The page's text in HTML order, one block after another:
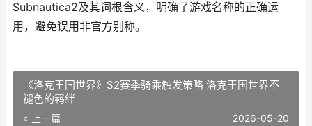
Subnautica2及其词根含义，明确了游戏名称的正确运
用，避免误用非官方别称。
《洛克王国世界》S2赛季骑乘触发策略 洛克王国世界不
褪色的羁绊
« 上一篇 2026-05-20